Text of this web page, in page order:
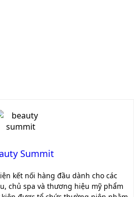
Summit
kết nối hàng đầu dành cho các
chủ spa và thương hiệu mỹ phẩm